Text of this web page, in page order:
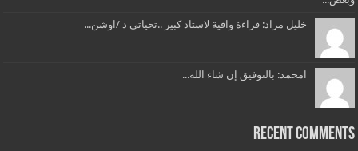
خليل مراد: قراءة وافية لاستاذ كبير ..تحياتي ذ /اوشن...
امحمد: بالتوفيق إن شاء الله...
Recent Comments